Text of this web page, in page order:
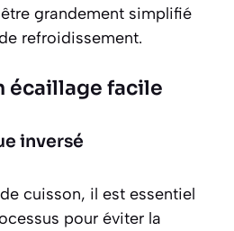
grandement simplifié
refroidissement.
écaillage facile
inversé
cuisson, il est essentiel
pour éviter la